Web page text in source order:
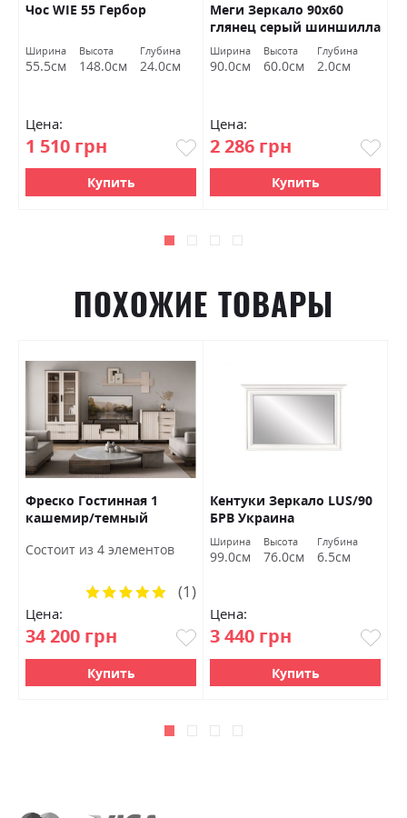
Чос WIE 55 Гербор
Ширина
55.5см
Высота
148.0см
Глубина
24.0см
Цена:
1 510 грн
Купить
Меги Зеркало 90х60
глянец серый шиншилла
Миромарк
Ширина
90.0см
Высота
60.0см
Глубина
2.0см
Цена:
2 286 грн
Купить
ПОХОЖИЕ ТОВАРЫ
Фреско Гостинная 1
кашемир/темный
Состоит из 4 элементов
Цена:
34 200 грн
Рейтинг:
(1)
Купить
Кентуки Зеркало LUS/90
БРВ Украина
Ширина
99.0см
Высота
76.0см
Глубина
6.5см
Цена:
3 440 грн
Купить